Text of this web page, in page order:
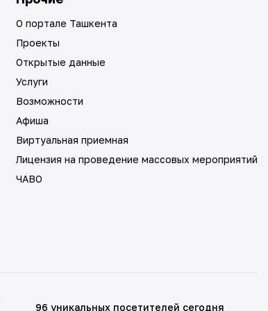
О портале Ташкента
Проекты
Открытые данные
Услуги
Возможности
Афиша
Виртуальная приемная
Лицензия на проведение массовых мероприятий
ЧАВО
96 уникальных посетителей сегодня